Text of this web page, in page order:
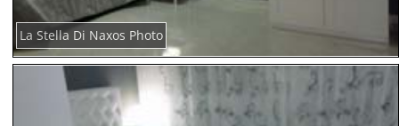
La Stella Di Naxos Photo